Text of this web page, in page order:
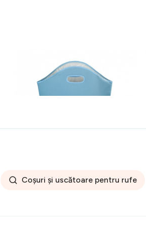
Cos pentru depozitare Kids Gerry,
Wenko, 24 L,
poliester/polipropilena, bleu
Coșuri și uscătoare pentru rufe